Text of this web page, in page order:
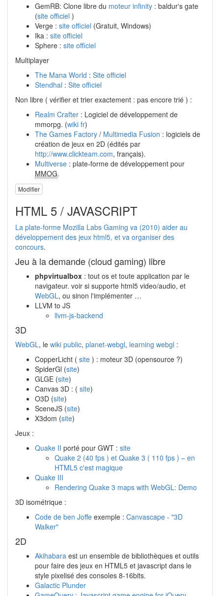
GemRB: Clone libre du moteur infinity : baldur's gate
(site officiel )
Verge : site officiel (Gratuit, Windows)
Ika : site officiel
Sphere : site officiel
Multiplayer
The Mana World : Site officiel
Stendhal : Site officiel
Non libre ( vérifier et trier exactement : pas encore trié ) :
Realm Crafter : Logiciel de développement de
mmorpg. (wiki fr)
The Games Factory / Multimedia Fusion : logiciels de
création de jeux en 2D (édités par
http://www.clickteam.com, français).
Multiverse : plate-forme de développement pour
MMOG.
Modifier
HTML 5 / JAVASCRIPT
La plate-forme Mozilla Labs Gaming va (2010) aider au
développement des jeux html5, et va organiser des
concours.
Jeu à la demande (cloud gaming) libre
phpvirtualbox : tout os et toute application par le
navigateur. voir si supporte html5 video/audio, et
WebGL, ou sinon l'implémenter …
LLVM to JS
llvm-js-backend
3D
WebGL, le wiki public, planet-webgl, learning webgl :
CopperLicht ( site ) : moteur 3D (opensource ?)
SpiderGl (site)
GLGE (site)
Canvas 3D : ( site)
O3D (site)
SceneJS (site)
X3dom (site)
Jeux :
Quake II porté pour GWT : site
Quake 2 (40 fps ) et Quake 3 ( 110 fps ) – en
HTML5 c'est magique
Quake III
Rendering Quake 3 maps with WebGL: Demo
3D isométrique :
Code de ben Joffe exemple : Canvascape - "3D
Walker"
2D
Akihabara est un ensemble de bibliothèques et outils
pour faire des jeux en HTML5 et javascript dans le
style pixelisé des consoles 8-16bits.
Galactic Plunder